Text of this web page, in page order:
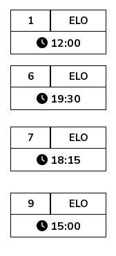
1 ELO
12:00
6 ELO
19:30
7 ELO
18:15
9 ELO
15:00